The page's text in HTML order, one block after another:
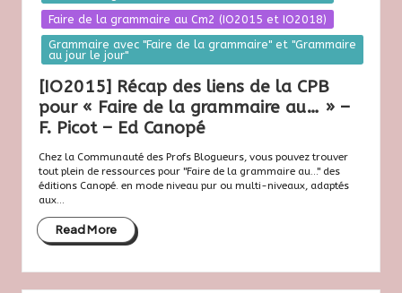
Faire de la grammaire au Cm2 (IO2015 et IO2018)
Grammaire avec "Faire de la grammaire" et "Grammaire
au jour le jour"
[IO2015] Récap des liens de la CPB
pour « Faire de la grammaire au… » –
F. Picot – Ed Canopé
Chez la Communauté des Profs Blogueurs, vous pouvez trouver
tout plein de ressources pour "Faire de la grammaire au..." des
éditions Canopé. en mode niveau pur ou multi-niveaux, adaptés
aux...
Read More